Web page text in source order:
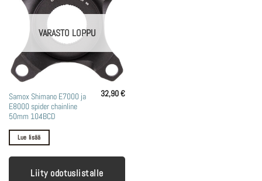
VARASTO LOPPU
Samox Shimano E7000 ja
E8000 spider chainline
50mm 104BCD
32,90€
Lue lisää
Liity odotuslistalle